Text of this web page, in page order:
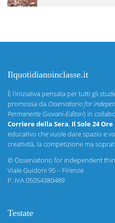
Ilquotidianoinclasse.it
È l’iniziativa pensata per tutti gli
promossa da Osservatorio for
Permanente Giovani-Editori) in
Corriere della Sera, Il Sole 24 Ore
educativo che vuole dare spazio e
creatività, la competizione ma
©Osservatorio for independent
Viale Guidoni 95 – Firenze
P. IVA 05054380489
Testate